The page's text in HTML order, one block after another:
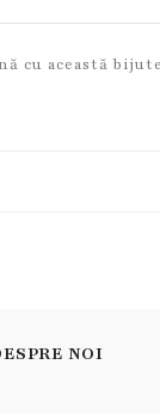
această
NOI